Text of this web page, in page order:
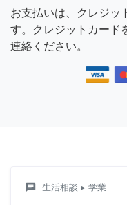
お支払いは、クレジッ
す。クレジットカード
連絡ください。
chat 生活相談 ▸ 学業